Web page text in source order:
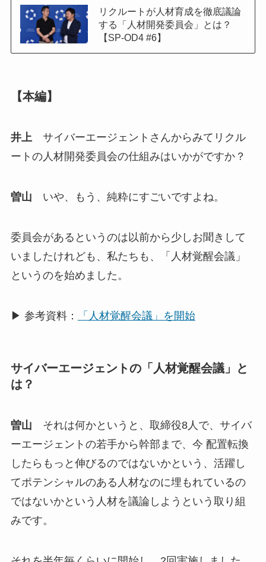
リクルートが人材育成を徹底議論
する「人材開発委員会」とは？
【SP-OD4 #6】
【本編】
井上サイバーエージェントさんからみてリクル
ートの人材開発委員会の仕組みはいかがですか？
曽山 いや、もう、純粋にすごいですよね。
委員会があるというのは以前から少しお聞きして
いましたけれども、私たちも、「人材覚醒会議」
というのを始めました。
▶ 参考資料： 「人材覚醒会議」を開始
サイバーエージェントの「人材覚醒会議」と
は？
曽山 それは何かというと、取締役8人で、サイバ
ーエージェントの若手から幹部まで、今 配置転換
したらもっと伸びるのではないかという、活躍し
てポテンシャルのある人材なのに埋もれているの
ではないかという人材を議論しようという取り組
みです。